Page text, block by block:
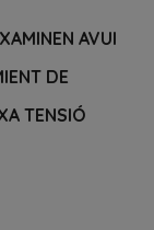
AVUI
DE
TENSIÓ